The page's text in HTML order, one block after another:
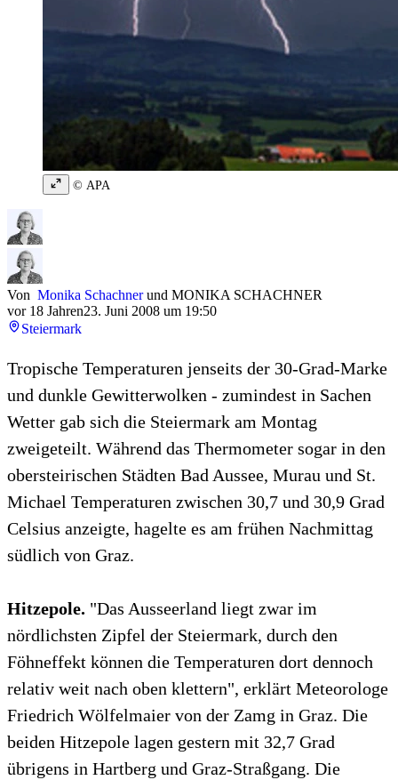
© APA
Von Monika Schachnerund MONIKA SCHACHNER
vor 18 Jahren23. Juni 2008 um 19:50
Steiermark
Tropische Temperaturen jenseits der 30-Grad-Marke
und dunkle Gewitterwolken - zumindest in Sachen
Wetter gab sich die Steiermark am Montag
zweigeteilt. Während das Thermometer sogar in den
obersteirischen Städten Bad Aussee, Murau und St.
Michael Temperaturen zwischen 30,7 und 30,9 Grad
Celsius anzeigte, hagelte es am frühen Nachmittag
südlich von Graz.
Hitzepole. "Das Ausseerland liegt zwar im
nördlichsten Zipfel der Steiermark, durch den
Föhneffekt können die Temperaturen dort dennoch
relativ weit nach oben klettern", erklärt Meteorologe
Friedrich Wölfelmaier von der Zamg in Graz. Die
beiden Hitzepole lagen gestern mit 32,7 Grad
übrigens in Hartberg und Graz-Straßgang. Die